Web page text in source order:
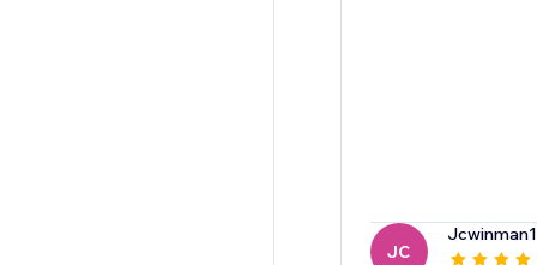
JC
Jcwinman1